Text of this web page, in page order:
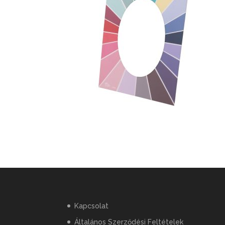
Kapcsolat
Általános Szerződési Feltételek